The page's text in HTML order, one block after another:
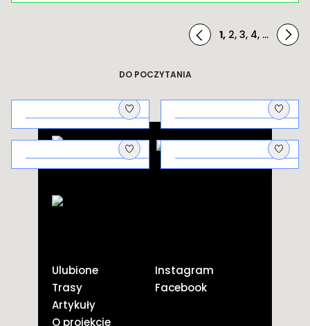
1, 2, 3, 4, ...
DO POCZYTANIA
Architektura
uzdrowiskowa
Na piknik!
Galicyjscy
odkrycie
Kto co pierwszy
Ulubione
Trasy
Artykuły
O projekcie
Instagram
Facebook